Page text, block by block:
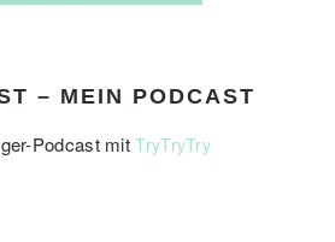
– MEIN PODCAST
Podcast mitTryTryTry